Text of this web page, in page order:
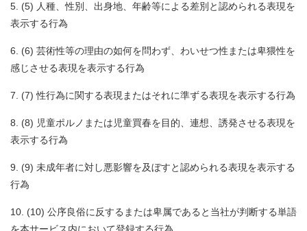
(5) 人種、性別、出身地、年齢等による差別と認められる表現を
表示する行為
(6) 芸術性等の理由の如何を問わず、わいせつ性または卑猥性を
感じさせる表現を表示する行為
(7) 性行為に関する表現またはそれに準ずる表現を表示する行為
(8) 児童ポルノまたは児童買春を目的、連想、誘発させる表現を
表示する行為
(9) 未成年者に対し悪影響を及ぼすと認められる表現を表示する
行為
(10) 公序良俗に反するまたは卑属であると当社が判断する単語